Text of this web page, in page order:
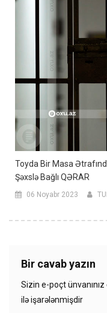
Toyda Bir Masa
Şəxslə Bağlı QƏRAR
06 Noyabr 2023
Bir cavab yazın
Sizin e-poçt
ilə işarələnmişdir